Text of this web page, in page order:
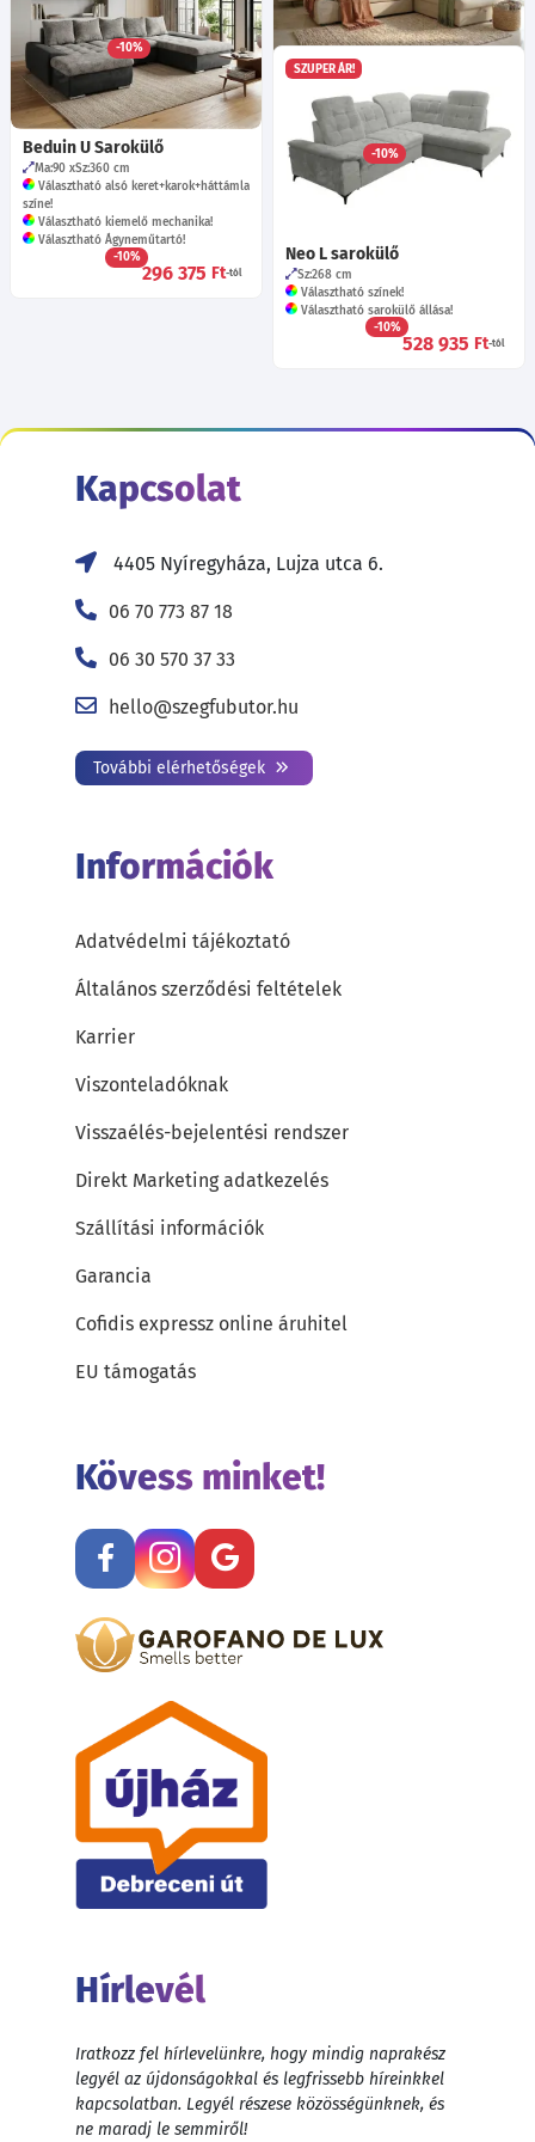
Ma:92 Sz:245 Mé:160cm
Választható színek!
-10%
179 915Ft-tól
Otello sarokülő
Ma:108 Sz:268 Mé:235cm
Választható sarokülő állása!
Választható színek!
-10%
468 455Ft
Beduin U Sarokülő
Ma:90 Sz:360 cm
Választható alsó keret+karok+háttámla
színe!
Választható kiemelő mechanika!
Választható Ágyneműtartó!
-10%
296 375 Ft-tól
SZUPER ÁR!
Neo L sarokülő
Sz:268 cm
Választható színek!
Választható sarokülő állása!
-10%
528 935 Ft-tól
Kapcsolat
4405 Nyíregyháza, Lujza utca 6.
06 70 773 87 18
06 30 570 37 33
hello@szegfubutor.hu
További elérhetőségek
Információk
Adatvédelmi tájékoztató
Általános szerződési feltételek
Karrier
Viszonteladóknak
Visszaélés-bejelentési rendszer
Direkt Marketing adatkezelés
Szállítási információk
Garancia
Cofidis expressz online áruhitel
EU támogatás
Kövess minket!
Hírlevél
Iratkozz fel hírlevelünkre, hogy mindig naprakész
legyél az újdonságokkal és legfrissebb híreinkkel
kapcsolatban. Legyél részese közösségünknek, és
ne maradj le semmiről!